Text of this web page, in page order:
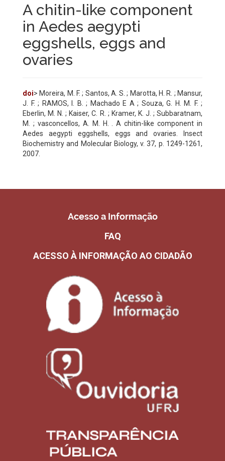
A chitin-like component
in Aedes aegypti
eggshells, eggs and
ovaries
doi> Moreira, M. F. ; Santos, A. S. ; Marotta, H. R. ; Mansur,
J. F. ; RAMOS, I. B. ; Machado E A ; Souza, G. H. M. F. ;
Eberlin, M. N. ; Kaiser, C. R. ; Kramer, K. J. ; Subbaratnam,
M. ; vasconcellos, A. M. H. . A chitin-like component in
Aedes aegypti eggshells, eggs and ovaries. Insect
Biochemistry and Molecular Biology, v. 37, p. 1249-1261,
2007.
Acesso a Informação
FAQ
ACESSO À INFORMAÇÃO AO CIDADÃO